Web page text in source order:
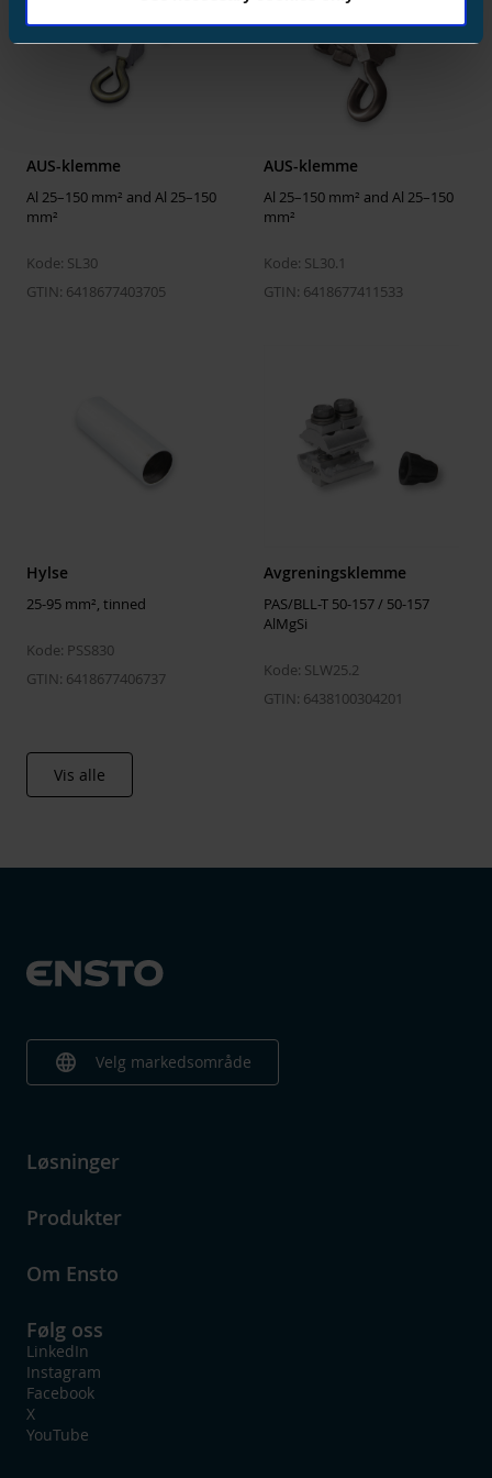
avgreningsleder, SE/RE
Nominellt tverrsnitt
avgreningsleder, SM/RM
50 ... 157 mm²
Materiale hovedleder
Aluminium
Klemme isolert
Yes
Klemmekanalåpning
Both sides open
Klemmekanalåpning
avgreningsleder
Both sides open
AUS-klemme
Al 25–150 mm² and Al 25–150
mm²
Kode: SL30
GTIN: 6418677403705
AUS-klemme
Al 25–150 mm² and Al 25–150
mm²
Kode: SL30.1
GTIN: 6418677411533
Hylse
25-95 mm², tinned
Kode: PSS830
GTIN: 6418677406737
Avgreningsklemme
PAS/BLL-T 50-157 / 50-157
AlMgSi
Kode: SLW25.2
GTIN: 6438100304201
Vis alle
language Velg markedsområde
Løsninger
Produkter
Om Ensto
Følg oss
LinkedIn
Instagram
Facebook
X
YouTube